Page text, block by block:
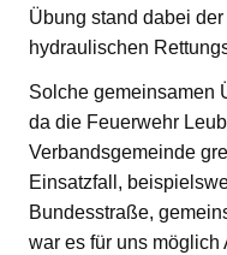
Übung stand dabei
hydraulischen
Solche gemeinsamen
da die Feuerwehr
Verbandsgemeinde
Einsatzfall,
Bundesstraße,
war es für uns möglich